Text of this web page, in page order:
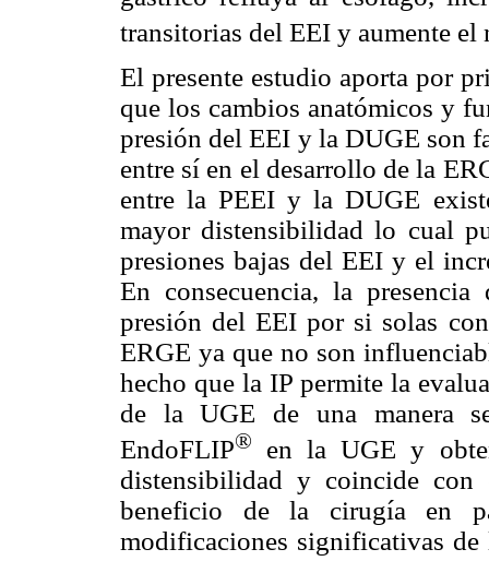
transitorias del EEI y aumente el
El presente estudio aporta por
que los cambios anatómicos y
presión del EEI y la DUGE son
entre sí en el desarrollo de la
entre la PEEI y la DUGE
mayor distensibilidad lo cual
presiones bajas del EEI y el
En consecuencia, la
presión del EEI por si solas
ERGE ya que no son
hecho que la IP permite la
de la UGE de una manera
EndoFLIP®
en la UGE y
distensibilidad y coincide
beneficio de la cirugía en
modificaciones significativas